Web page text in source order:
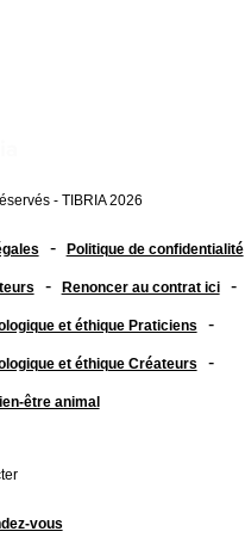
- TIBRIA 2026
- Politique de confidentialité
- Renoncer au contrat ici -
et éthique Praticiens -
et éthique Créateurs -
être animal
vous